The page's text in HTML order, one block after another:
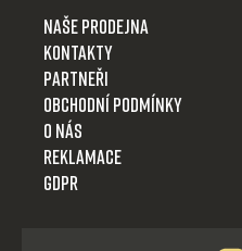
Naše prodejna
Kontakty
Partneři
Obchodní podmínky
O nás
Reklamace
GDPR